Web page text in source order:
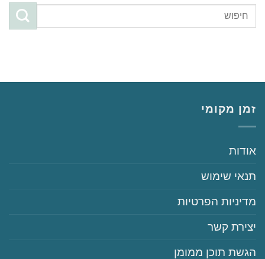
זמן מקומי
‏‏אודות
‏‏תנאי שימוש
‏‏מדיניות הפרטיות
‏יצירת קשר
‏הגשת תוכן ממומן